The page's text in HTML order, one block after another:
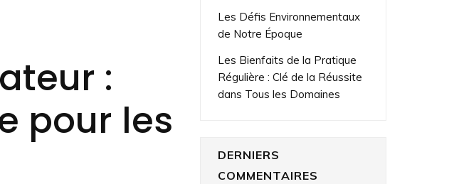
:
pour les
Les Défis Environnementaux
de Notre Époque
Les Bienfaits de la Pratique
Régulière : Clé de la Réussite
dans Tous les Domaines
DERNIERS
COMMENTAIRES